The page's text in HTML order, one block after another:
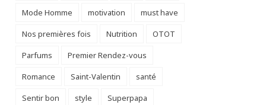
Mode Homme
motivation
must have
Nos premières fois
Nutrition
OTOT
Parfums
Premier Rendez-vous
Romance
Saint-Valentin
santé
Sentir bon
style
Superpapa